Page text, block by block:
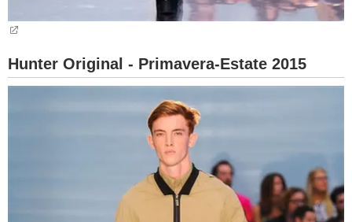
Hunter Original - Primavera-Estate 2015